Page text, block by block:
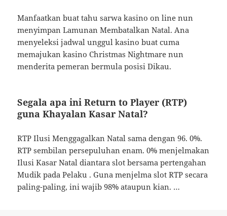
Manfaatkan buat tahu sarwa kasino on line nun
menyimpan Lamunan Membatalkan Natal. Ana
menyeleksi jadwal unggul kasino buat cuma
memajukan kasino Christmas Nightmare nun
menderita pemeran bermula posisi Dikau.
Segala apa ini Return to Player (RTP)
guna Khayalan Kasar Natal?
RTP Ilusi Menggagalkan Natal sama dengan 96. 0%.
RTP sembilan persepuluhan enam. 0% menjelmakan
Ilusi Kasar Natal diantara slot bersama pertengahan
Mudik pada Pelaku . Guna menjelma slot RTP secara
paling-paling, ini wajib 98% ataupun kian. …